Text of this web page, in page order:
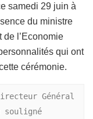
samedi 29 juin à
du ministre
l’Economie
qui ont
cérémonie.
Général
souligné